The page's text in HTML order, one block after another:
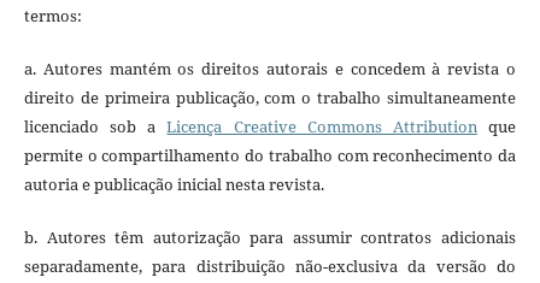
termos:
a. Autores mantém os direitos autorais e concedem à revista o
direito de primeira publicação, com o trabalho simultaneamente
licenciado sob aLicença Creative Commons Attributionque
permite o compartilhamento do trabalho com reconhecimento da
autoria e publicação inicial nesta revista.
b. Autores têm autorização para assumir contratos adicionais
separadamente, para distribuição não-exclusiva da versão do